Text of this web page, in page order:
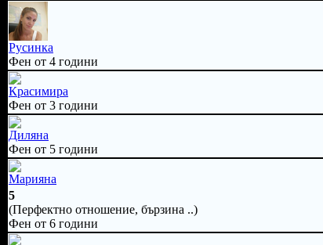
Русинка
Фен от 4 години
Красимира
Фен от 3 години
Диляна
Фен от 5 години
Марияна
5
(Перфектно отношение, бързина ..)
Фен от 6 години